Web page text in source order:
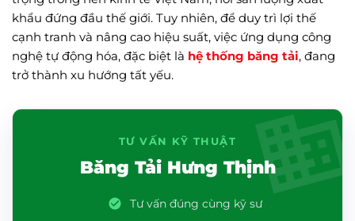
khẩu đứng đầu thế giới. Tuy nhiên, để duy trì lợi thế
cạnh tranh và nâng cao hiệu suất, việc ứng dụng công
nghệ tự động hóa, đặc biệt là hệ thống băng tải, đang
trở thành xu hướng tất yếu.
TƯ VẤN KỸ THUẬT
Băng Tải Hưng Thịnh
Tư vấn đúng cùng kỹ sư